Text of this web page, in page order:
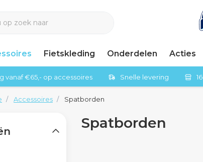
Fietskleding Onderdelen Acties
vanaf €65,- op accessoires Snelle levering
Accessoires Spatborden
Spatborden